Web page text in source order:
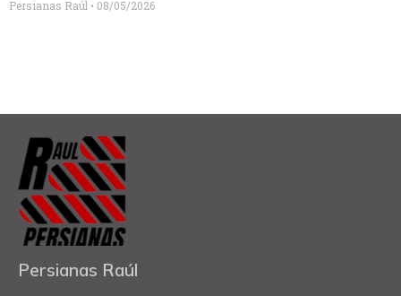
Persianas Raúl 08/05/2026
Persianas Raúl